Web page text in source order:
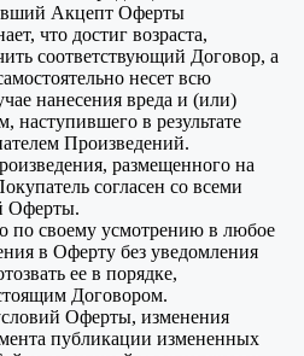
Акцепт Оферты
что достиг возраста,
соответствующий Договор, а
несет всю
нанесения вреда и (или)
наступившего в результате
Произведений.
размещенного на
согласен со всеми
Оферты.
по своему усмотрению в любое
в Оферту без уведомления
ее в порядке,
Договором.
Оферты, изменения
публикации измененных